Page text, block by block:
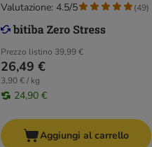
Prezzo listino 39,99 €
26,49 €
3,90 € / kg
24,90 €
Valutazione: 4.5/5 (49)
Aggiungi al carrello